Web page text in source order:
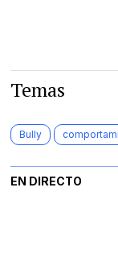
Temas
Bully
EN DIRECTO